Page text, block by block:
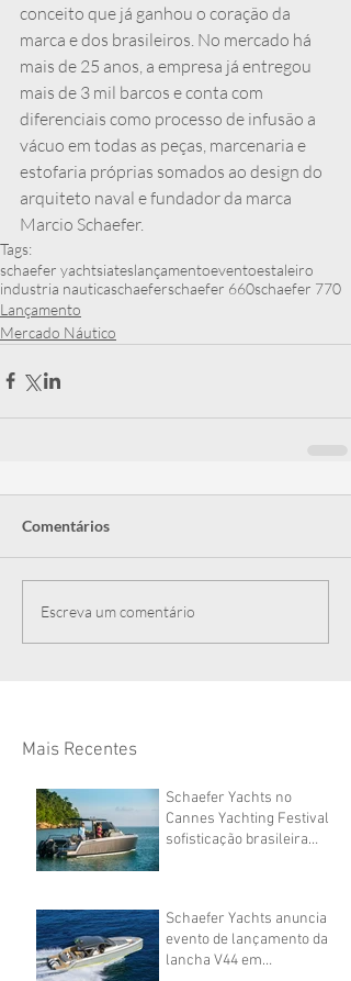
conceito que já ganhou o coração da
marca e dos brasileiros. No mercado há
mais de 25 anos, a empresa já entregou
mais de 3 mil barcos e conta com
diferenciais como processo de infusão a
vácuo em todas as peças, marcenaria e
estofaria próprias somados ao design do
arquiteto naval e fundador da marca
Marcio Schaefer.
Tags:
schaefer yachtsiateslançamentoeventoestaleiro
industria nauticaschaeferschaefer 660schaefer 770
Lançamento
Mercado Náutico
Comentários
Escreva um comentário
Mais Recentes
Schaefer Yachts no
Cannes Yachting Festival:
sofisticação brasileira
Schaefer Yachts anuncia
evento de lançamento da
lancha V44 em